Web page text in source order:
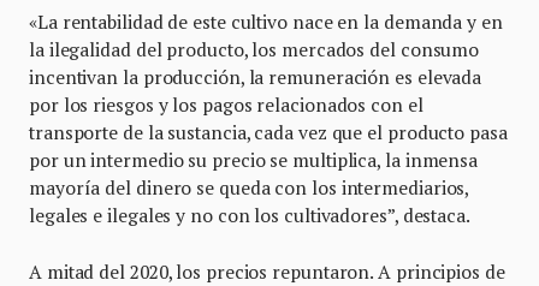
«La rentabilidad de este cultivo nace en la demanda y en
la ilegalidad del producto, los mercados del consumo
incentivan la producción, la remuneración es elevada
por los riesgos y los pagos relacionados con el
transporte de la sustancia, cada vez que el producto pasa
por un intermedio su precio se multiplica, la inmensa
mayoría del dinero se queda con los intermediarios,
legales e ilegales y no con los cultivadores”, destaca.
A mitad del 2020, los precios repuntaron. A principios de